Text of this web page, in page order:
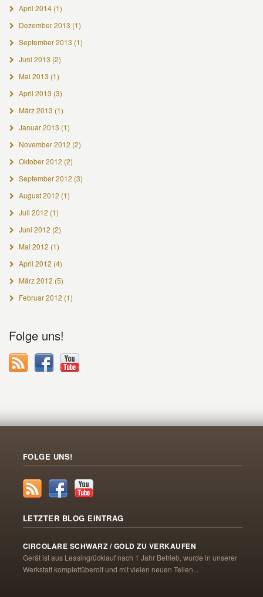
April 2014(1)
Dezember 2013 (1)
September 2013 (1)
Juni 2013 (2)
Mai 2013 (1)
April 2013 (3)
März 2013 (1)
Januar 2013 (1)
November 2012 (2)
Oktober 2012 (2)
September 2012 (3)
August 2012 (1)
Juli 2012 (1)
Juni 2012 (2)
Mai 2012 (1)
April 2012 (4)
März 2012 (5)
Februar 2012 (1)
Folge uns!
FOLGE UNS!
LETZTER BLOG EINTRAG
CIRCOLARE SCHWARZ / GOLD ZU VERKAUFEN
Gerät ist aus Leasingrücklauf nach 1 Jahr Betrieb, wurde in unserer
Werkstatt komplettüberolt und mit vielen neuen Teilen...